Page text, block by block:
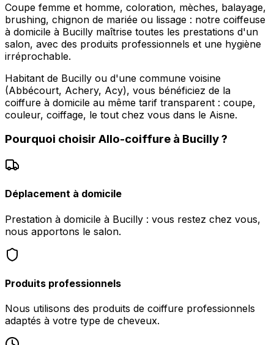
Coupe femme et homme, coloration, mèches, balayage,
brushing, chignon de mariée ou lissage : notre coiffeuse
à domicile à Bucilly maîtrise toutes les prestations d'un
salon, avec des produits professionnels et une hygiène
irréprochable.
Habitant de Bucilly ou d'une commune voisine
(Abbécourt, Achery, Acy), vous bénéficiez de la
coiffure à domicile au même tarif transparent : coupe,
couleur, coiffage, le tout chez vous dans le Aisne.
Pourquoi choisir Allo-coiffure à Bucilly?
Déplacement à domicile
Prestation à domicile à Bucilly : vous restez chez vous,
nous apportons le salon.
Produits professionnels
Nous utilisons des produits de coiffure professionnels
adaptés à votre type de cheveux.